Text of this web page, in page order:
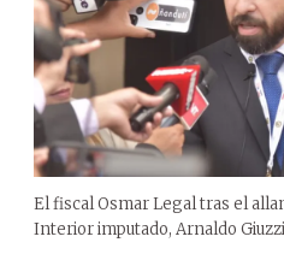
El fiscal Osmar Legal tras el
Interior imputado, Arnaldo